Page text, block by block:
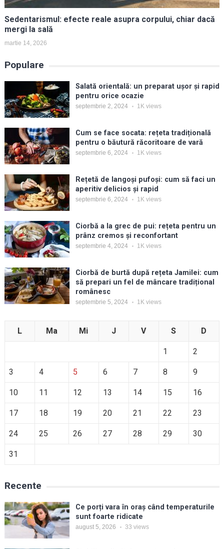
Sedentarismul: efecte reale asupra corpului, chiar dacă
mergi la sală
martie 14, 2026
Populare
Salată orientală: un preparat ușor și rapid
pentru orice ocazie
septembrie 2, 2024 1Kviews
Cum se face socata: rețeta tradițională
pentru o băutură răcoritoare de vară
septembrie 6, 2024 1Kviews
Rețetă de langoși pufoși: cum să faci un
aperitiv delicios și rapid
septembrie 6, 2024 1Kviews
Ciorbă a la grec de pui: rețeta pentru un
prânz cremos și reconfortant
septembrie 4, 2024 1Kviews
Ciorbă de burtă după rețeta Jamilei: cum
să prepari un fel de mâncare tradițional
românesc
septembrie 5, 2024 1Kviews
L Ma Mi J V S D
1 2
3 4 5 6 7 8 9
10 11 12 13 14 15 16
17 18 19 20 21 22 23
24 25 26 27 28 29 30
31
Recente
Ce porți vara în oraș când temperaturile
sunt foarte ridicate
august 5, 2026 33 views